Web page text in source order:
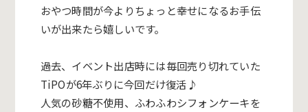
おやつ時間が今よりちょっと幸せになるお手伝
いが出来たら嬉しいです。
過去、 イベント出店時には毎回売り切れていた
TiPOが6年ぶりに今回だけ復活♪
人気の砂糖不使用、ふわふわシフォンケーキを